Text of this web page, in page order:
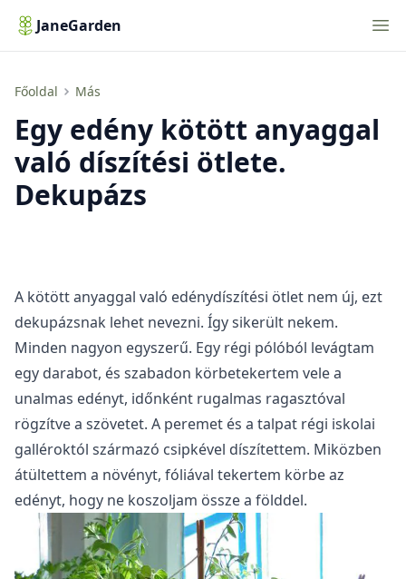
JaneGarden
Főoldal Más
Egy edény kötött anyaggal való díszítési ötlete. Dekupázs
Egy edény kötött anyaggal
való díszítési ötlete.
Dekupázs
A kötött anyaggal való edénydíszítési ötlet nem új, ezt
dekupázsnak lehet nevezni. Így sikerült nekem.
Minden nagyon egyszerű. Egy régi pólóból levágtam
egy darabot, és szabadon körbetekertem vele a
unalmas edényt, időnként rugalmas ragasztóval
rögzítve a szövetet. A peremet és a talpat régi iskolai
galléroktól származó csipkével díszítettem. Miközben
átültettem a növényt, fóliával tekertem körbe az
edényt, hogy ne koszoljam össze a földdel.